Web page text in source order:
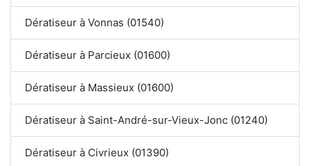
Dératiseur à Vonnas (01540)
Dératiseur à Parcieux (01600)
Dératiseur à Massieux (01600)
Dératiseur à Saint-André-sur-Vieux-Jonc (01240)
Dératiseur à Civrieux (01390)